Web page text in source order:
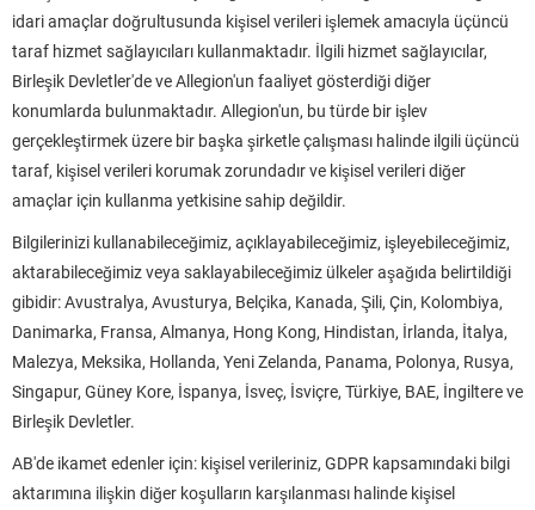
idari amaçlar doğrultusunda kişisel verileri işlemek amacıyla üçüncü
taraf hizmet sağlayıcıları kullanmaktadır. İlgili hizmet sağlayıcılar,
Birleşik Devletler'de ve Allegion'un faaliyet gösterdiği diğer
konumlarda bulunmaktadır. Allegion'un, bu türde bir işlev
gerçekleştirmek üzere bir başka şirketle çalışması halinde ilgili üçüncü
taraf, kişisel verileri korumak zorundadır ve kişisel verileri diğer
amaçlar için kullanma yetkisine sahip değildir.
Bilgilerinizi kullanabileceğimiz, açıklayabileceğimiz, işleyebileceğimiz,
aktarabileceğimiz veya saklayabileceğimiz ülkeler aşağıda belirtildiği
gibidir: Avustralya, Avusturya, Belçika, Kanada, Şili, Çin, Kolombiya,
Danimarka, Fransa, Almanya, Hong Kong, Hindistan, İrlanda, İtalya,
Malezya, Meksika, Hollanda, Yeni Zelanda, Panama, Polonya, Rusya,
Singapur, Güney Kore, İspanya, İsveç, İsviçre, Türkiye, BAE, İngiltere ve
Birleşik Devletler.
AB'de ikamet edenler için: kişisel verileriniz, GDPR kapsamındaki bilgi
aktarımına ilişkin diğer koşulların karşılanması halinde kişisel